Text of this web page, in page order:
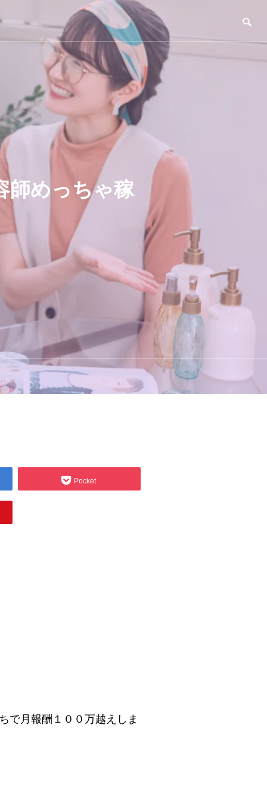
師めっちゃ稼
Pocket
で月報酬１００万越えしま